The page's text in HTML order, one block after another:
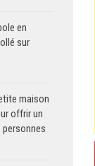
en
sur
maison
offrir un